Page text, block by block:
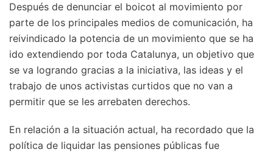
Después de denunciar el boicot al movimiento por
parte de los principales medios de comunicación, ha
reivindicado la potencia de un movimiento que se ha
ido extendiendo por toda Catalunya, un objetivo que
se va logrando gracias a la iniciativa, las ideas y el
trabajo de unos activistas curtidos que no van a
permitir que se les arrebaten derechos.
En relación a la situación actual, ha recordado que la
política de liquidar las pensiones públicas fue